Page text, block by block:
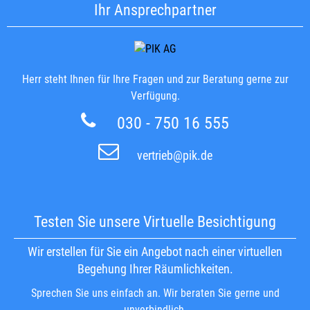
Ihr Ansprechpartner
Herr steht Ihnen für Ihre Fragen und zur Beratung gerne zur
Verfügung.
030 - 750 16 555
vertrieb@pik.de
Testen Sie unsere Virtuelle Besichtigung
Wir erstellen für Sie ein Angebot nach einer virtuellen
Begehung Ihrer Räumlichkeiten.
Sprechen Sie uns einfach an. Wir beraten Sie gerne und